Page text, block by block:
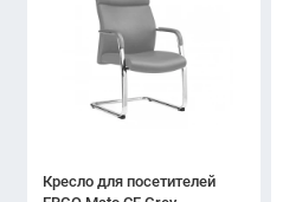
Кресло для посетителей